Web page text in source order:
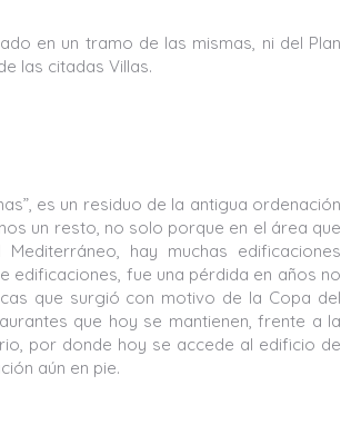
en un tramo de las mismas, ni del Plan
las citadas Villas.
es un residuo de la antigua ordenación
un resto, no solo porque en el área que
hay muchas edificaciones
edificaciones, fue una pérdida en años no
que surgió con motivo de la Copa del
que hoy se mantienen, frente a la
por donde hoy se accede al edificio de
aún en pie.